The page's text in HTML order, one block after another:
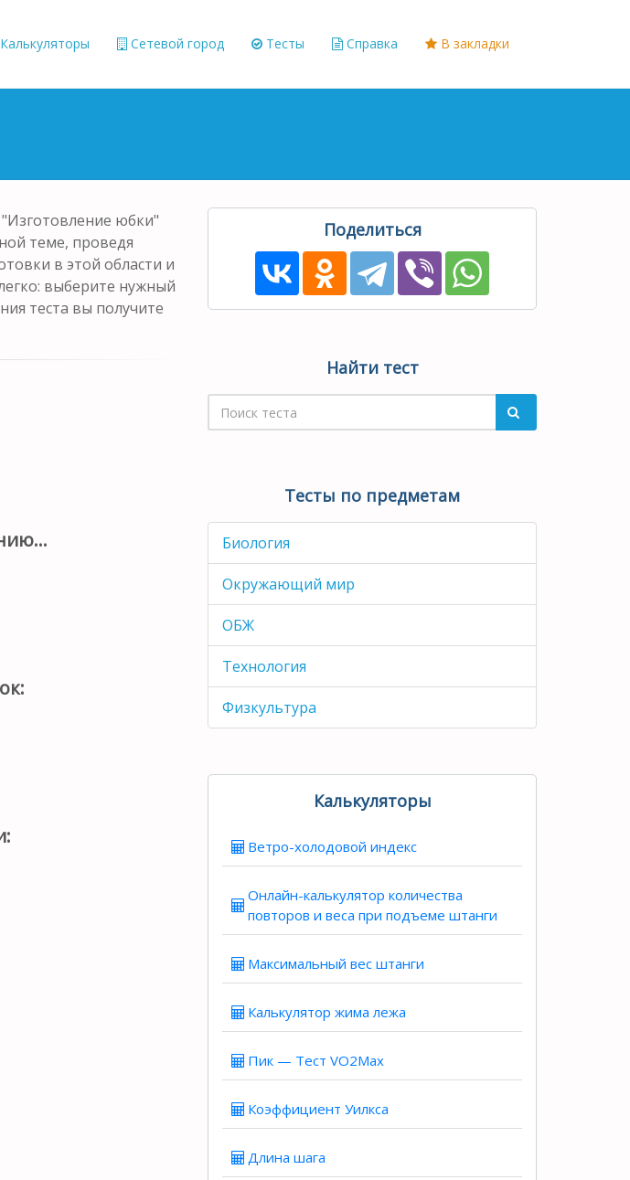
Калькуляторы Сетевой город Тесты Справка В закладки
юбки"
теме, проведя
в этой области и
выберите нужный
теста вы получите
Поделиться
Найти тест
Тесты по предметам
Биология
Окружающий мир
ОБЖ
Технология
Физкультура
Калькуляторы
Ветро-холодовой индекс
Онлайн-калькулятор количества
повторов и веса при подъеме штанги
Максимальный вес штанги
Калькулятор жима лежа
Пик — Тест VO2Max
Коэффициент Уилкса
Длина шага